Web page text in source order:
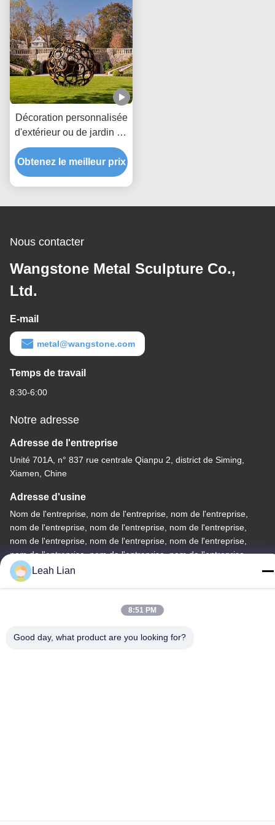
Décoration personnalisée
d'extérieur ou de jardin en
forme de boule creuse en
acier Corten
Obtenez le meilleur prix
Nous contacter
Wangstone Metal Sculpture Co.,
Ltd.
E-mail
metal@wangstone.com
Temps de travail
8:30-6:00
Notre adresse
Adresse de l'entreprise
Unité 701A, n° 837 rue centrale Qianpu 2, district de Siming,
Xiamen, Chine
Adresse d'usine
Nom de l'entreprise, nom de l'entreprise, nom de l'entreprise,
nom de l'entreprise, nom de l'entreprise, nom de l'entreprise,
nom de l'entreprise, nom de l'entreprise, nom de l'entreprise,
nom de l'entreprise, nom de l'entreprise, nom de l'entreprise,
nom
Téléphone
Leah Lian
8:51 PM
Good day, what product are you looking for?